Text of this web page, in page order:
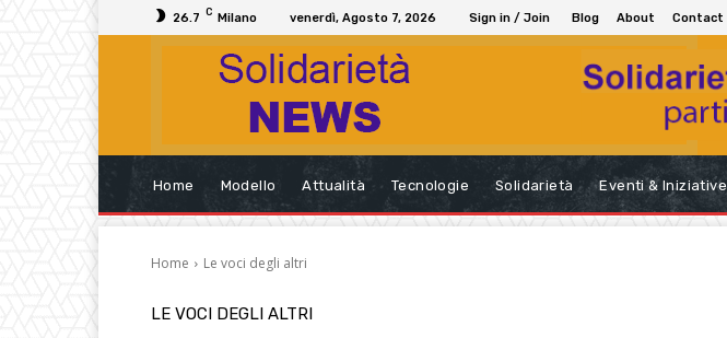
26.7 C Milano venerdì, Agosto 7, 2026 Sign in / Join Blog About Contact
Home Modello Attualità Tecnologie Solidarietà Eventi & Iniziative
Home Le voci degli altri
LE VOCI DEGLI ALTRI